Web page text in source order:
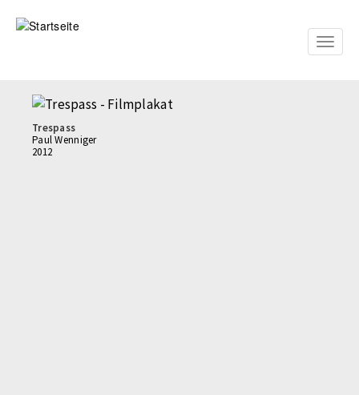
zum
Toggle
Trespass
Paul Wenniger
2012